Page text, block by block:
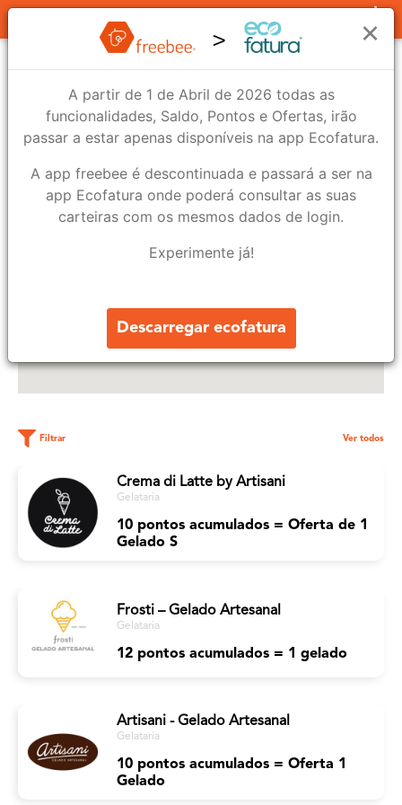
Filtrar Ver todos
Crema di Latte by Artisani
Gelataria
10 pontos acumulados = Oferta de 1
Gelado S
Frosti – Gelado Artesanal
Gelataria
12 pontos acumulados = 1 gelado
Artisani - Gelado Artesanal
Gelataria
10 pontos acumulados = Oferta 1
Gelado
×
A partir de 1 de Abril de 2026 todas as
funcionalidades, Saldo, Pontos e Ofertas, irão
passar a estar apenas disponíveis na app Ecofatura.
A app freebee é descontinuada e passará a ser na
app Ecofatura onde poderá consultar as suas
carteiras com os mesmos dados de login.
Experimente já!
Descarregar ecofatura